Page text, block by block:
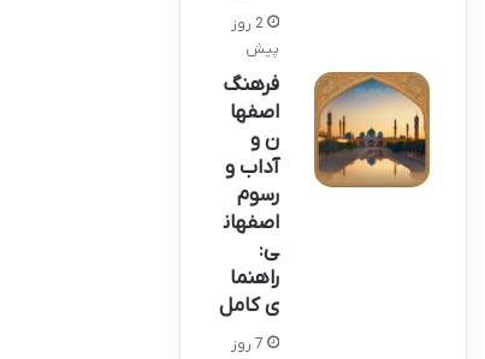
2 روز
پیش
فرهنگ
اصفها
ن و
آداب و
رسوم
اصفهان
ی:
راهنما
ی کامل
7 روز